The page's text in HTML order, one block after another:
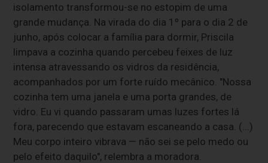
isolamento transformou-se no estopim de uma
grande mudança. Na virada do dia 1º para o dia 2 de
junho, após colocar a família para dormir, Priscila
limpava a cozinha quando percebeu feixes de luz
intensa atravessando os vidros da residência,
acompanhados por um forte ruído mecânico. "Nossa
cozinha tem uma janela e uma porta grandes, de
vidro. Eu vi quando passaram umas luzes fortes lá
fora, parecendo que estavam escaneando a casa. (...)
Meu corpo inteiro vibrava — não sei se pelo medo ou
pelo efeito daquilo", relembra a moradora.